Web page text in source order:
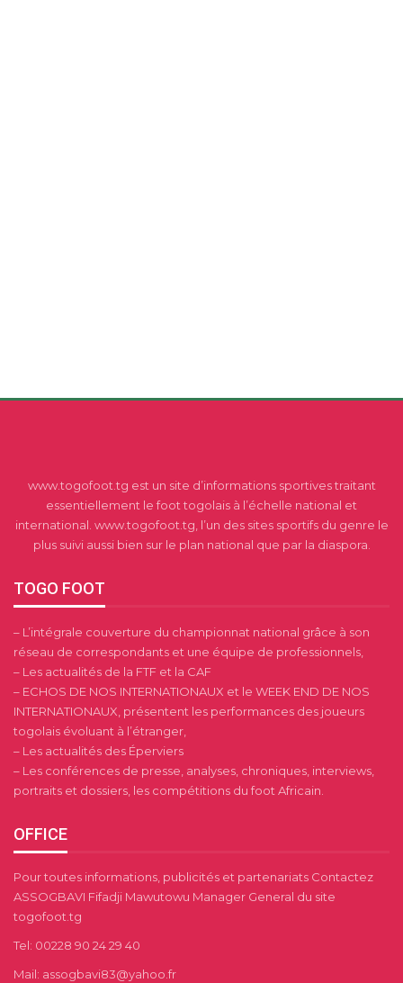
www.togofoot.tg est un site d’informations sportives traitant
essentiellement le foot togolais à l’échelle national et
international. www.togofoot.tg, l’un des sites sportifs du genre le
plus suivi aussi bien sur le plan national que par la diaspora.
TOGO FOOT
– L’intégrale couverture du championnat national grâce à son
réseau de correspondants et une équipe de professionnels,
– Les actualités de la FTF et la CAF
– ECHOS DE NOS INTERNATIONAUX et le WEEK END DE NOS
INTERNATIONAUX, présentent les performances des joueurs
togolais évoluant à l’étranger,
– Les actualités des Éperviers
– Les conférences de presse, analyses, chroniques, interviews,
portraits et dossiers, les compétitions du foot Africain.
OFFICE
Pour toutes informations, publicités et partenariats Contactez
ASSOGBAVI Fifadji Mawutowu Manager General du site
togofoot.tg
Tel: 00228 90 24 29 40
Mail: assogbavi83@yahoo.fr